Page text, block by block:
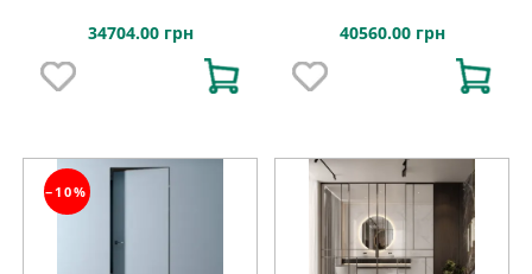
натуральний лак щитове
34704.00 грн
натуральний тонований +
лак щитове полотно
40560.00 грн
−10%